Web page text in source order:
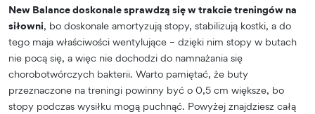
New Balance doskonale sprawdzą się w trakcie treningów na
siłowni, bo doskonale amortyzują stopy, stabilizują kostki, a do
tego maja właściwości wentylujące – dzięki nim stopy w butach
nie pocą się, a więc nie dochodzi do namnażania się
chorobotwórczych bakterii. Warto pamiętać, że buty
przeznaczone na treningi powinny być o 0,5 cm większe, bo
stopy podczas wysiłku mogą puchnąć. Powyżej znajdziesz całą